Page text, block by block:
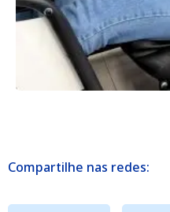
Compartilhe nas redes: